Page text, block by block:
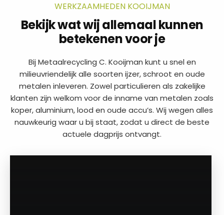
WERKZAAMHEDEN KOOIJMAN
Bekijk wat wij allemaal kunnen
betekenen voor je
Bij Metaalrecycling C. Kooijman kunt u snel en
milieuvriendelijk alle soorten ijzer, schroot en oude
metalen inleveren. Zowel particulieren als zakelijke
klanten zijn welkom voor de inname van metalen zoals
koper, aluminium, lood en oude accu’s. Wij wegen alles
nauwkeurig waar u bij staat, zodat u direct de beste
actuele dagprijs ontvangt.